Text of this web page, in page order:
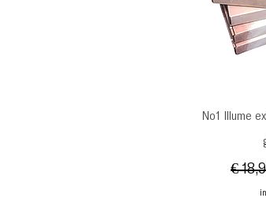
Snel
No1 Illume
€